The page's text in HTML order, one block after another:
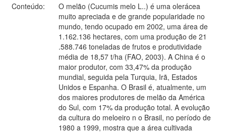
Conteúdo:
O melão (Cucumis melo L..) é uma olerácea
muito apreciada e de grande popularidade no
mundo, tendo ocupado em 2002, uma área de
1.162.136 hectares, com uma produção de 21
.588.746 toneladas de frutos e produtividade
média de 18,57 t/ha (FAO, 2003). A China é o
maior produtor, com 33,47% da produção
mundial, seguida pela Turquia, Irã, Estados
Unidos e Espanha. O Brasil é, atualmente, um
dos maiores produtores de melão da América
do Sul, com 17% da produção total. A evolução
da cultura do meloeiro n o Brasil, no período de
1980 a 1999, mostra que a área cultivada